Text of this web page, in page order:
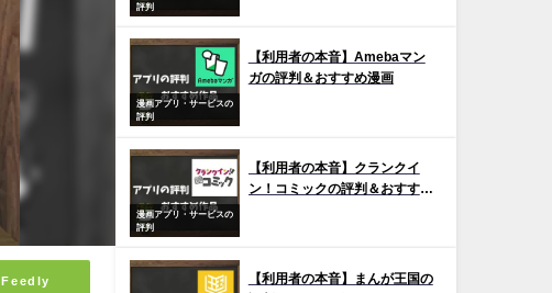
Feedly
評判
漫画アプリ・サービスの
評判
【利用者の本音】Amebaマン
ガの評判＆おすすめ漫画
漫画アプリ・サービスの
評判
【利用者の本音】クランクイ
ン！コミックの評判＆おすすめ
【利用者の本音】まんが王国の